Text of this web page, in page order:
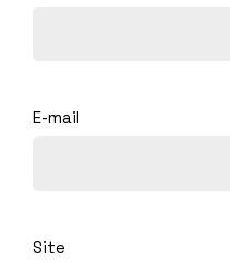
E-mail
Site